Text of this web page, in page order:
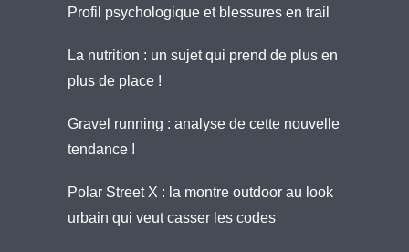
Profil psychologique et blessures en trail
La nutrition : un sujet qui prend de plus en
plus de place !
Gravel running : analyse de cette nouvelle
tendance !
Polar Street X : la montre outdoor au look
urbain qui veut casser les codes